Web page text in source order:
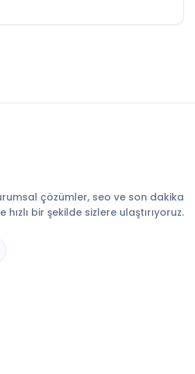
çözümler, seo ve son dakika
bir şekilde sizlere ulaştırıyoruz.